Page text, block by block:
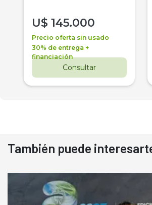
U$ 145.000
Precio oferta sin usado
30% de entrega +
financiación
Consultar
También puede